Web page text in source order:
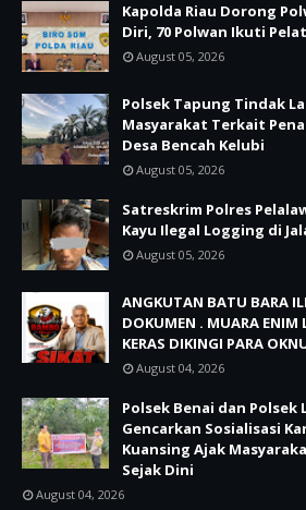
Kapolda Riau Dorong
Diri, 70 Polwan Ikuti
August 05, 2026
Polsek Tapung Tindak
Masyarakat Terkait
Desa Bencah Kelubi
August 05, 2026
Satreskrim Polres
Kayu Ilegal Logging di
August 05, 2026
ANGKUTAN BATU BARA
DOKUMEN . MUARA
KERAS DIKINGI PARA
August 04, 2026
Polsek Benai dan Polsek
Gencarkan Sosialisasi
Kuansing Ajak
Sejak Dini
August 04, 2026